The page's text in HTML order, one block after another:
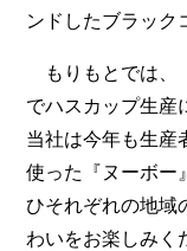
ンドしたブラック
もりもとでは、
でハスカップ生産
当社は今年も生産
使った『ヌーボー
ひそれぞれの地域
わいをお楽しみく